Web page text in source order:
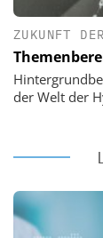
ZUKUNFT
der Welt der